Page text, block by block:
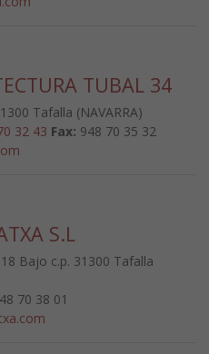
TUBAL 34
Tafalla (NAVARRA)
32 43 Fax: 948 70 35 32
S.L
Bajo c.p. 31300 Tafalla
70 38 01